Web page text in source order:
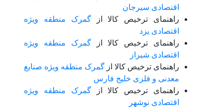
اقتصادی سیرجان
راهنمای ترخیص کالا ازگمرک منطقه ویژه
اقتصادی یزد
راهنمای ترخیص کالا ازگمرک منطقه ویژه
اقتصادی شیراز
راهنمای ترخیص کالا از گمرک منطقه ویژه صنایع
معدنی و فلزی خلیج فارس
راهنمای ترخیص کالا ازگمرک منطقه ویژه
اقتصادی نوشهر